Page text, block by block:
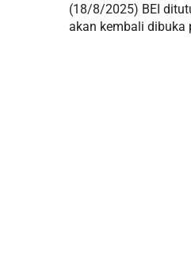
(18/8/2025) BEI
akan kembali